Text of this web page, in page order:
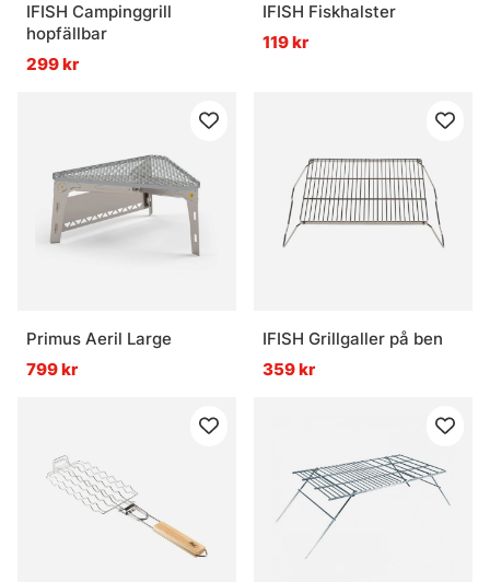
IFISH Campinggrill
hopfällbar
299 kr
IFISH Fiskhalster
119 kr
Primus Aeril Large
799 kr
IFISH Grillgaller på ben
359 kr